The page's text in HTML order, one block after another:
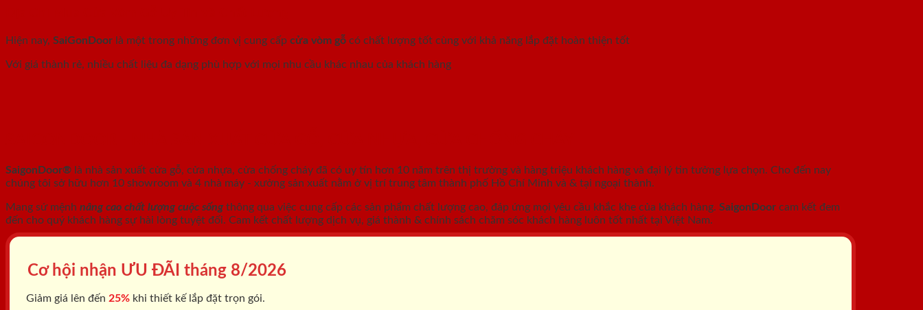
Hiện nay, SaiGonDoor là một trong những đơn vị cung cấp cửa vòm gỗ có chất lượng tốt cùng với khả năng lắp đặt hoàn thiện tốt
Với giá thành rẻ, nhiều chất liệu đa dạng phù hợp với mọi nhu cầu khác nhau của khách hàng
SaigonDoor® là nhà sản xuất cửa gỗ, cửa nhựa, cửa chống cháy đã có uy tín hơn 10 năm trên thị trường và hàng triệu khách hàng và đại lý tin tưởng lựa chọn. Cho đến nay
chúng tôi sở hữu hơn 10 showroom và 4 nhà máy - xưởng sản xuất nằm ở vị trí trung tâm thành phố Hồ Chí Minh và & tại ngoại thành.
Mang sứ mệnh nâng cao chất lượng cuộc sống thông qua việc cung cấp các sản phẩm chất lượng cao, đáp ứng mọi yêu cầu khắc khe của khách hàng. SaigonDoor cam kết đem
đến cho quý khách hàng sự hài lòng tuyệt đối. Cam kết chất lượng dịch vụ, giá thành & chính sách chăm sóc khách hàng luôn tốt nhất tại Việt Nam.
Cơ hội nhận ƯU ĐÃI tháng 8/2026
Giảm giá lên đến 25% khi thiết kế lắp đặt trọn gói.